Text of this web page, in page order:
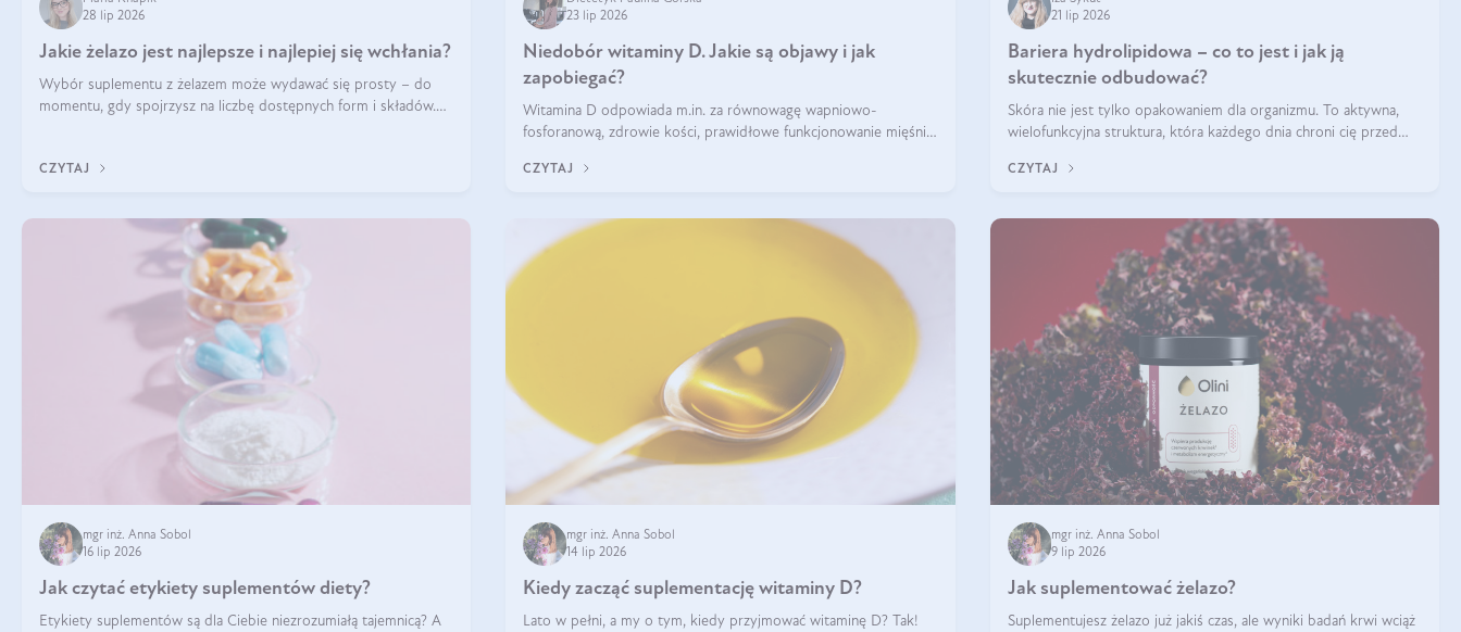
28 lip 2026
Jakie żelazo jest najlepsze i najlepiej się wchłania?
Wybór suplementu z żelazem może wydawać się prosty – do
momentu, gdy spojrzysz na liczbę dostępnych form i składów.
suplement?
CZYTAJ
23 lip 2026
Niedobór witaminy D. Jakie są objawy i jak
zapobiegać?
Witamina D odpowiada m.in. za równowagę wapniowo-
fosforanową, zdrowie kości, prawidłowe funkcjonowanie mięśni i
pod wpływem słońca, niedobór witaminy D pozostaje częstym
CZYTAJ
21 lip 2026
Bariera hydrolipidowa – co to jest i jak ją
skutecznie odbudować?
Skóra nie jest tylko opakowaniem dla organizmu. To aktywna,
wielofunkcyjna struktura, która każdego dnia chroni cię przed
środowiskowymi. Jednym z jej kluczowych elementów jest
CZYTAJ
mgr inż. Anna Sobol
16 lip 2026
Jak czytać etykiety suplementów diety?
Etykiety suplementów są dla Ciebie niezrozumiałą tajemnicą? A
mgr inż. Anna Sobol
14 lip 2026
Kiedy zacząć suplementację witaminy D?
Lato w pełni, a my o tym, kiedy przyjmować witaminę D? Tak!
mgr inż. Anna Sobol
9 lip 2026
Jak suplementować żelazo?
Suplementujesz żelazo już jakiś czas, ale wyniki badań krwi wciąż